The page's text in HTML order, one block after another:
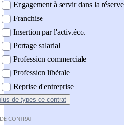
Engagement à servir dans la réserve
Franchise
Insertion par l'activ.éco.
Portage salarial
Profession commerciale
Profession libérale
Reprise d'entreprise
de types de contrat
CONTRAT